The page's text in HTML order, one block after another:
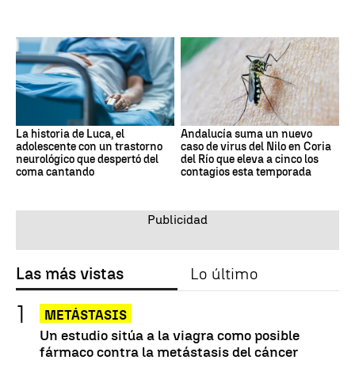
La historia de Luca, el
adolescente con un trastorno
neurológico que despertó del
coma cantando
Andalucía suma un nuevo
caso de virus del Nilo en Coria
del Río que eleva a cinco los
contagios esta temporada
Las más vistas Lo último
METÁSTASIS
Un estudio sitúa a la viagra como posible
fármaco contra la metástasis del cáncer